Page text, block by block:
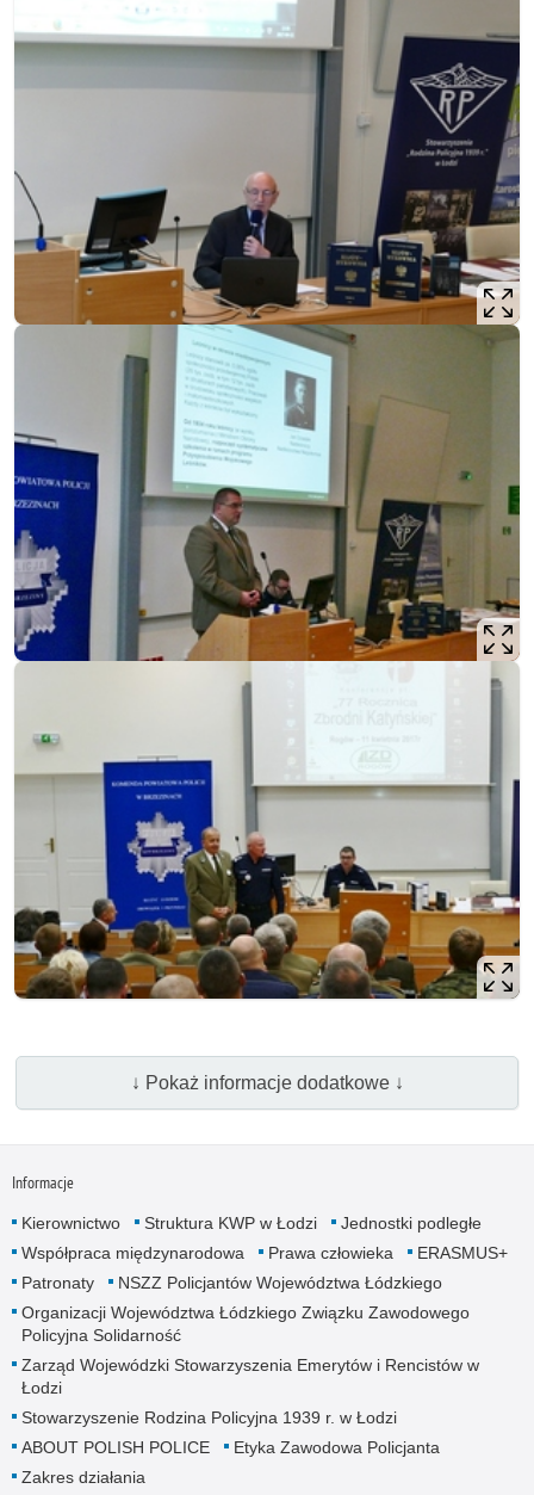
↓ Pokaż informacje dodatkowe ↓
Informacje
Kierownictwo Struktura KWP w Łodzi
Jednostki podległe
Współpraca międzynarodowa
Prawa człowieka
ERASMUS+
Patronaty
NSZZ Policjantów Województwa Łódzkiego
Organizacji Województwa Łódzkiego Związku Zawodowego
Policyjna Solidarność
Zarząd Wojewódzki Stowarzyszenia Emerytów i Rencistów w
Łodzi
Stowarzyszenie Rodzina Policyjna 1939 r. w Łodzi
ABOUT POLISH POLICE
Etyka Zawodowa Policjanta
Zakres działania